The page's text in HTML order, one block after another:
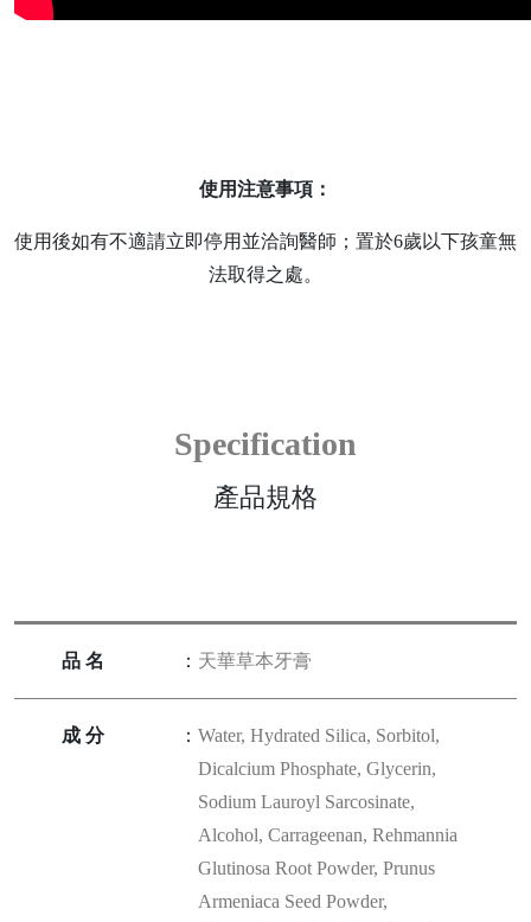
使用注意事項：
使用後如有不適請立即停用並洽詢醫師；置於6歲以下孩童無
法取得之處。
Specification
產品規格
品名 ： 天華草本牙膏
成分 ：Water, Hydrated Silica, Sorbitol,
Dicalcium Phosphate, Glycerin,
Sodium Lauroyl Sarcosinate,
Alcohol, Carrageenan, Rehmannia
Glutinosa Root Powder, Prunus
Armeniaca Seed Powder,